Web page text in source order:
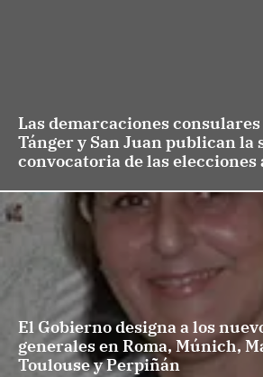
Las demarcaciones
Tánger y San Juan publican la
convocatoria de las elecciones
El Gobierno designa a los
generales en Roma, Múnich,
Toulouse y Perpiñán